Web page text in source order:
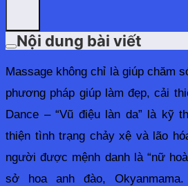
Nội dung bài viết
Massage không chỉ là giúp chăm
phương pháp giúp làm đẹp, cải
Dance – “Vũ điệu làn da” là kỹ
thiện tình trạng chảy xệ và lão
người được mệnh danh là “nữ
sở hoa anh đào,